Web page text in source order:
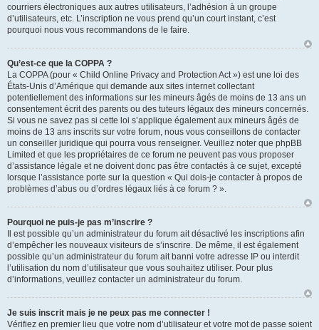
courriers électroniques aux autres utilisateurs, l’adhésion à un groupe
d’utilisateurs, etc. L’inscription ne vous prend qu’un court instant, c’est
pourquoi nous vous recommandons de le faire.
Qu’est-ce que la COPPA ?
La COPPA (pour « Child Online Privacy and Protection Act ») est une loi des
États-Unis d’Amérique qui demande aux sites internet collectant
potentiellement des informations sur les mineurs âgés de moins de 13 ans un
consentement écrit des parents ou des tuteurs légaux des mineurs concernés.
Si vous ne savez pas si cette loi s’applique également aux mineurs âgés de
moins de 13 ans inscrits sur votre forum, nous vous conseillons de contacter
un conseiller juridique qui pourra vous renseigner. Veuillez noter que phpBB
Limited et que les propriétaires de ce forum ne peuvent pas vous proposer
d’assistance légale et ne doivent donc pas être contactés à ce sujet, excepté
lorsque l’assistance porte sur la question « Qui dois-je contacter à propos de
problèmes d’abus ou d’ordres légaux liés à ce forum ? ».
Pourquoi ne puis-je pas m’inscrire ?
Il est possible qu’un administrateur du forum ait désactivé les inscriptions afin
d’empêcher les nouveaux visiteurs de s’inscrire. De même, il est également
possible qu’un administrateur du forum ait banni votre adresse IP ou interdit
l’utilisation du nom d’utilisateur que vous souhaitez utiliser. Pour plus
d’informations, veuillez contacter un administrateur du forum.
Je suis inscrit mais je ne peux pas me connecter !
Vérifiez en premier lieu que votre nom d’utilisateur et votre mot de passe soient